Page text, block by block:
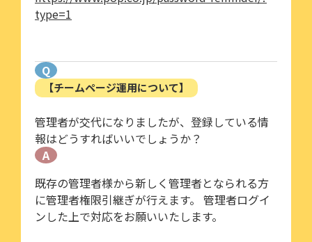
type=1
Q
【チームページ運用について】
管理者が交代になりましたが、登録している情
報はどうすればいいでしょうか？
A
既存の管理者様から新しく管理者となられる方
に管理者権限引継ぎが行えます。 管理者ログイ
ンした上で対応をお願いいたします。